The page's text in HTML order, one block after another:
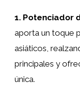
1. Potenciador
aporta un toque
asiáticos,
principales y
única.